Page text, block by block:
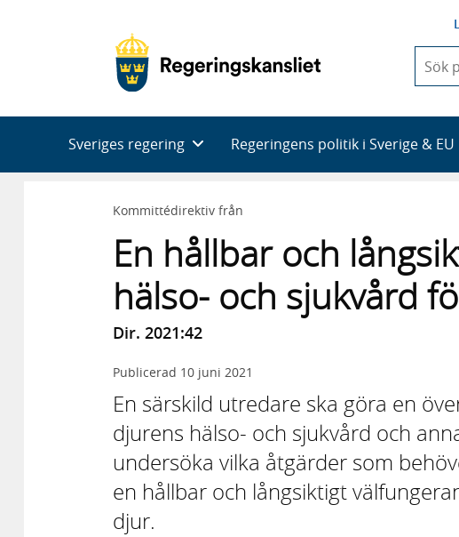
du
skriva
en
Sveriges regering Regeringens politik i Sverige & EU
Kommittédirektiv från
En hållbar och
hälso- och sjukvård
Dir. 2021:42
Publicerad 10 juni 2021
En särskild utredare ska göra en
djurens hälso- och sjukvård och
undersöka vilka åtgärder som
en hållbar och långsiktigt
djur.